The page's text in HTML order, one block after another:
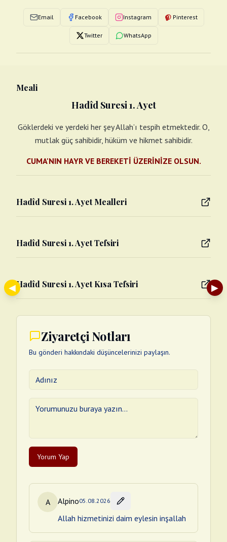
Email Facebook Instagram Pinterest
Twitter WhatsApp
Meali
Hadîd Suresi 1. Ayet
Göklerdeki ve yerdeki her şey Allah’ı tespih etmektedir. O,
mutlak güç sahibidir, hüküm ve hikmet sahibidir.
CUMA'NIN HAYR VE BEREKETİ ÜZERİNİZE OLSUN.
Hadîd Suresi 1. Ayet Mealleri
Hadîd Suresi 1. Ayet Tefsiri
Hadîd Suresi 1. Ayet Kısa Tefsiri
Ziyaretçi Notları
Bu gönderi hakkındaki düşüncelerinizi paylaşın.
Yorum Yap
A Alpino05.08.2026
Allah hizmetinizi daim eylesin inşallah
◀ ▶